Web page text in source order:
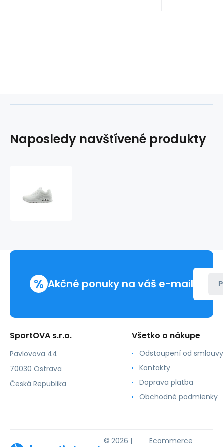
Naposledy navštívené produkty
73690-
% Akčné ponuky na váš e-mail
SportOVA s.r.o.
Pavlovova 44
70030 Ostrava
Česká Republika
Všetko o nákupe
Odstoupení od smlouvy
Kontakty
Doprava platba
Obchodné podmienky
© 2026 |
Ecommerce